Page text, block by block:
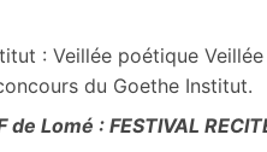
: Veillée poétique
du Goethe Institut.
de Lomé : FESTIVAL